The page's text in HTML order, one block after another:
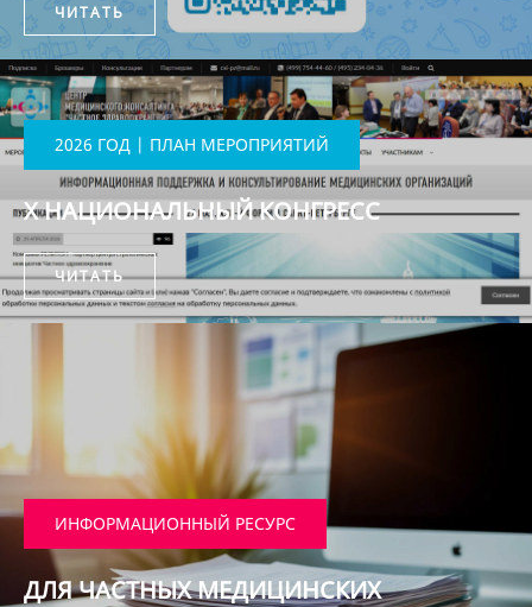
ЧИТАТЬ
2026 ГОД | ПЛАН МЕРОПРИЯТИЙ
X НАЦИОНАЛЬНЫЙ КОНГРЕСС
ЧИТАТЬ
ИНФОРМАЦИОННЫЙ РЕСУРС
ДЛЯ ЧАСТНЫХ МЕДИЦИНСКИХ